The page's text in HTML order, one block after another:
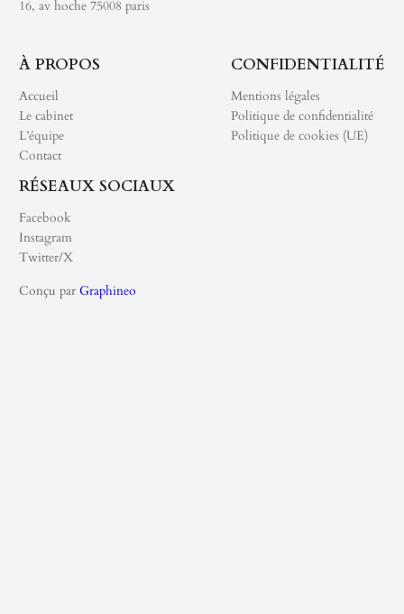
16, av hoche 75008 paris
À PROPOS
Accueil
Le cabinet
L’équipe
Contact
CONFIDENTIALITÉ
Mentions légales
Politique de confidentialité
Politique de cookies (UE)
RÉSEAUX SOCIAUX
Facebook
Instagram
Twitter/X
Conçu parGraphineo